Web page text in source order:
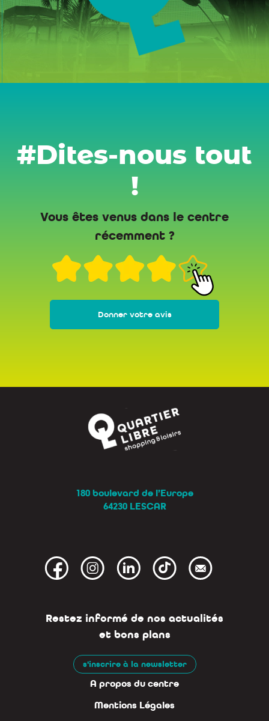
#Dites-nous tout
!
Vous êtes venus dans le centre
récemment ?
Donner votre avis
180 boulevard de l’Europe
64230 LESCAR
Restez informé de nos actualités
et bons plans
s'inscrire à la newsletter
A propos du centre
Mentions Légales